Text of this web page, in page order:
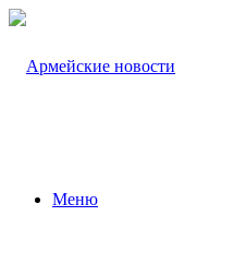
Меню